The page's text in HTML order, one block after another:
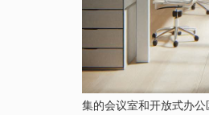
集的会议室和开放式办公